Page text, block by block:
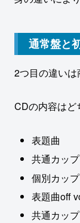
通常盤と
2つ目の違いは
CDの内容はど
表題曲
共通カッ
個別カッ
表題曲off
共通カッ